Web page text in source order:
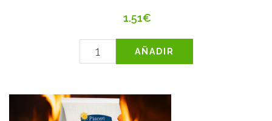
1.51€
AÑADIR